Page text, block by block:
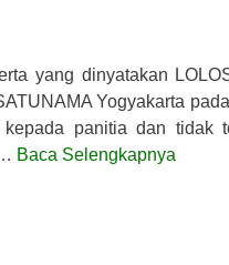
yang dinyatakan
Yogyakarta
panitia dan tidak
Baca Selengkapnya